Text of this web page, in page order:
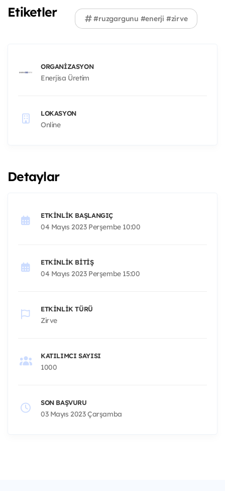
Etiketler #ruzgargunu #enerji #zirve
ORGANIZASYON
Enerjisa Üretim
LOKASYON
Online
Detaylar
ETKINLIK BAŞLANGIÇ
04 Mayıs 2023 Perşembe 10:00
ETKINLIK BITIŞ
04 Mayıs 2023 Perşembe 15:00
ETKINLIK TÜRÜ
Zirve
KATILIMCI SAYISI
1000
SON BAŞVURU
03 Mayıs 2023 Çarşamba